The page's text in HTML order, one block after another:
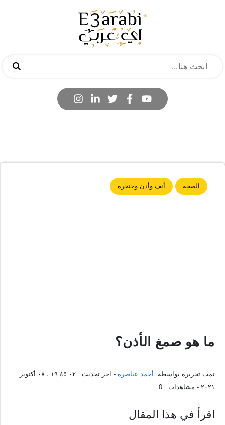
الصحة أنف وأذن وحنجرة
ما هو صمغ الأذن؟
تمت تحريره بواسطة: أحمد عياصرة - اخر تحديث :
١٩:٤٥:٠٢ ، ٠٨ أكتوبر
٢٠٢١ - مشاهدات : 0
اقرأ في هذا المقال